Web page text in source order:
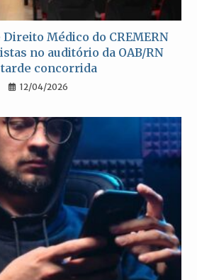
Médico do CREMERN
no auditório da OAB/RN
concorrida
12/04/2026